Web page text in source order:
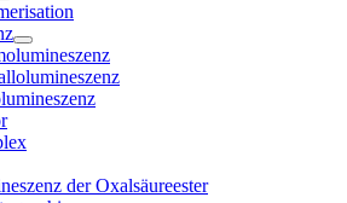
der Oxalsäureester